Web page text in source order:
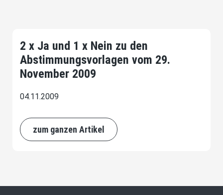
2 x Ja und 1 x Nein zu den
Abstimmungsvorlagen vom 29.
November 2009
04.11.2009
zum ganzen Artikel